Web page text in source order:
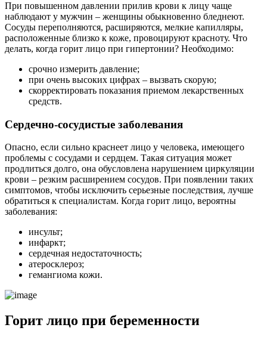
При повышенном давлении прилив крови к лицу чаще
наблюдают у мужчин – женщины обыкновенно бледнеют.
Сосуды переполняются, расширяются, мелкие капилляры,
расположенные близко к коже, провоцируют красноту. Что
делать, когда горит лицо при гипертонии? Необходимо:
срочно измерить давление;
при очень высоких цифрах – вызвать скорую;
скорректировать показания приемом лекарственных
средств.
Сердечно-сосудистые заболевания
Опасно, если сильно краснеет лицо у человека, имеющего
проблемы с сосудами и сердцем. Такая ситуация может
продлиться долго, она обусловлена нарушением циркуляции
крови – резким расширением сосудов. При появлении таких
симптомов, чтобы исключить серьезные последствия, лучше
обратиться к специалистам. Когда горит лицо, вероятны
заболевания:
инсульт;
инфаркт;
сердечная недостаточность;
атеросклероз;
гемангиома кожи.
Горит лицо при беременности